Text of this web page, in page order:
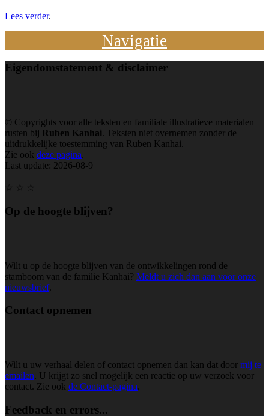
Lees verder.
Navigatie
Eigendomstatement & disclaimer
© Copyrights voor alle teksten en familiale illustratieve materialen
rusten bij Ruben Kanhai. Teksten niet overnemen zonder de
uitdrukkelijke toestemming van Ruben Kanhai.
Zie ook deze pagina.
Last update: 2026-08-9
Op de hoogte blijven?
Wilt u op de hoogte blijven van de ontwikkelingen rond de
stamboom van de familie Kanhai? Meldt u zich dan aan voor onze
nieuwsbrief.
Contact opnemen
Wilt u uw verhaal delen of contact opnemen dan kan dat door mij te
emailen. U krijgt zo snel mogelijk een reactie op uw verzoek voor
contact. Zie ook de Contact-pagina.
Feedback en errors...